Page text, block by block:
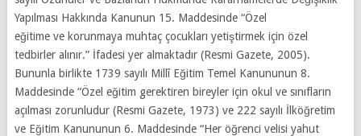
Yapılması Hakkında Kanunun 15. Maddesinde “Özel
eğitime ve korunmaya muhtaç çocukları yetiştirmek için özel
tedbirler alınır.” İfadesi yer almaktadır (Resmi Gazete, 2005).
Bununla birlikte 1739 sayılı Millî Eğitim Temel Kanununun 8.
Maddesinde “Özel eğitim gerektiren bireyler için okul ve sınıfların
açılması zorunludur (Resmi Gazete, 1973) ve 222 sayılı İlköğretim
ve Eğitim Kanununun 6. Maddesinde “Her öğrenci velisi yahut